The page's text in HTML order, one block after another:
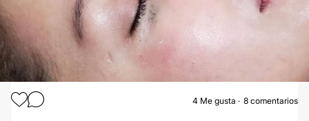
TRATAMIENTO ANTIACNÉ
4 Me gusta 8 comentarios